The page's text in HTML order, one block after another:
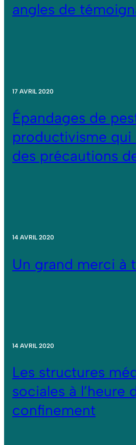
angles de
17 AVRIL 2020
Épandages de
productivisme qui
des précautions
14 AVRIL 2020
Un grand merci à
14 AVRIL 2020
Les structures
sociales à l’heure
confinement